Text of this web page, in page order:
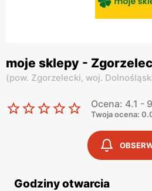
moje sklepy -
(pow. Zgorzelecki, woj.
Ocena: 4.1 -
Twoja ocena:
Godziny otwarcia